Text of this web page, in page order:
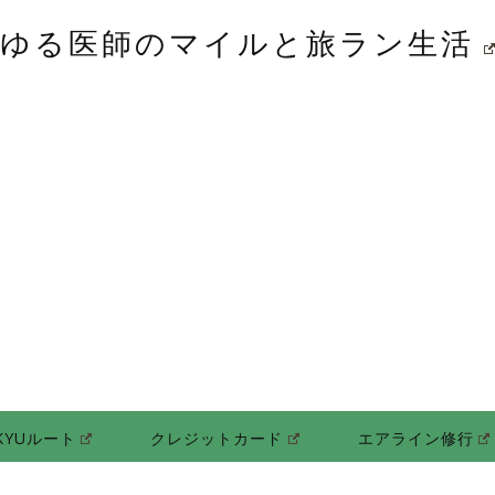
ゆる医師のマイルと旅ラン生活
ルート クレジットカード エアライン修行